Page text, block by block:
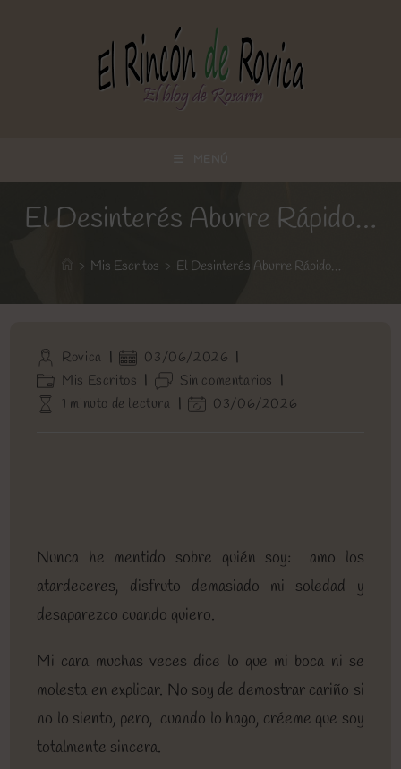
El Desinterés Aburre Rápido…
> Mis Escritos > El Desinterés Aburre Rápido…
Autor
de
la
entrada:
Rovica
Publicación
de
la
entrada:
03/06/2026
Categoría
de
la
Mis Escritos
Comentarios
la
Sin comentarios
Tiempo1 minuto de lectura
Última03/06/2026
Nunca he mentido sobre quién soy: amo los
atardeceres, disfruto demasiado mi soledad y
desaparezco cuando quiero.
Mi cara muchas veces dice lo que mi boca ni se
molesta en explicar. No soy de demostrar cariño si
no lo siento, pero, cuando lo hago, créeme que soy
totalmente sincera.